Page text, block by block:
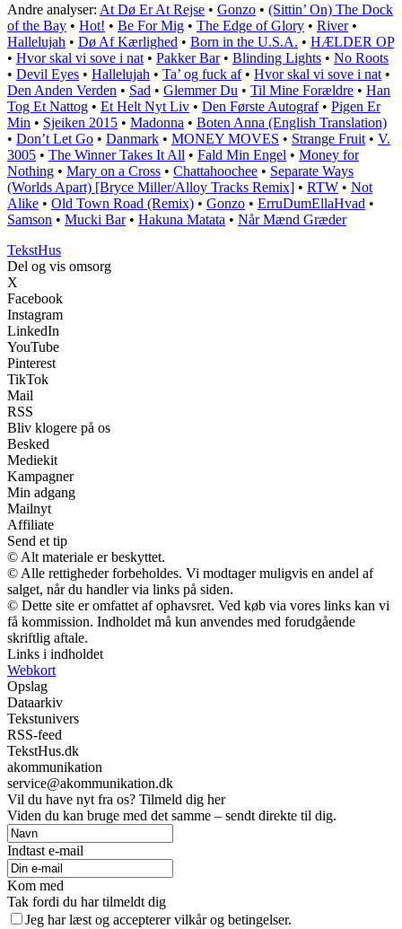
Andre analyser: At Dø Er At Rejse • Gonzo • (Sittin’ On) The Dock
of the Bay • Hot! • Be For Mig • The Edge of Glory • River•
Hallelujah • Dø Af Kærlighed • Born in the U.S.A. • HÆLDER OP
• Hvor skal vi sove i nat • Pakker Bar• Blinding Lights • No Roots
• Devil Eyes • Hallelujah • Ta’ og fuck af• Hvor skal vi sove i nat •
Den Anden Verden • Sad • Glemmer Du • Til Mine Forældre • Han
Tog Et Nattog • Et Helt Nyt Liv • Den Første Autograf• Pigen Er
Min • Sjeiken 2015 • Madonna • Boten Anna (English Translation)
• Don’t Let Go • Danmark • MONEY MOVES • Strange Fruit • V.
3005 • The Winner Takes It All • Fald Min Engel • Money for
Nothing • Mary on a Cross • Chattahoochee • Separate Ways
(Worlds Apart) [Bryce Miller/Alloy Tracks Remix] • RTW • Not
Alike • Old Town Road (Remix) • Gonzo • ErruDumEllaHvad •
Samson • Mucki Bar• Hakuna Matata • Når Mænd Græder
TekstHus
Del og vis omsorg
X
Facebook
Instagram
LinkedIn
YouTube
Pinterest
TikTok
Mail
RSS
Bliv klogere på os
Besked
Mediekit
Kampagner
Min adgang
Mailnyt
Affiliate
Send et tip
© Alt materiale er beskyttet.
© Alle rettigheder forbeholdes. Vi modtager muligvis en andel af
salget, når du handler via links på siden.
© Dette site er omfattet af ophavsret. Ved køb via vores links kan vi
få kommission. Indholdet må kun anvendes med forudgående
skriftlig aftale.
Links i indholdet
Webkort
Opslag
Dataarkiv
Tekstunivers
RSS-feed
TekstHus.dk
akommunikation
service@akommunikation.dk
Vil du have nyt fra os? Tilmeld dig her
Viden du kan bruge med det samme – sendt direkte til dig.
Indtast e-mail
Kom med
Tak fordi du har tilmeldt dig
Jeg har læst og accepterer vilkår og betingelser.